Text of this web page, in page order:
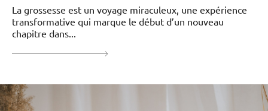
La grossesse est un voyage miraculeux, une expérience
transformative qui marque le début d’un nouveau
chapitre dans...